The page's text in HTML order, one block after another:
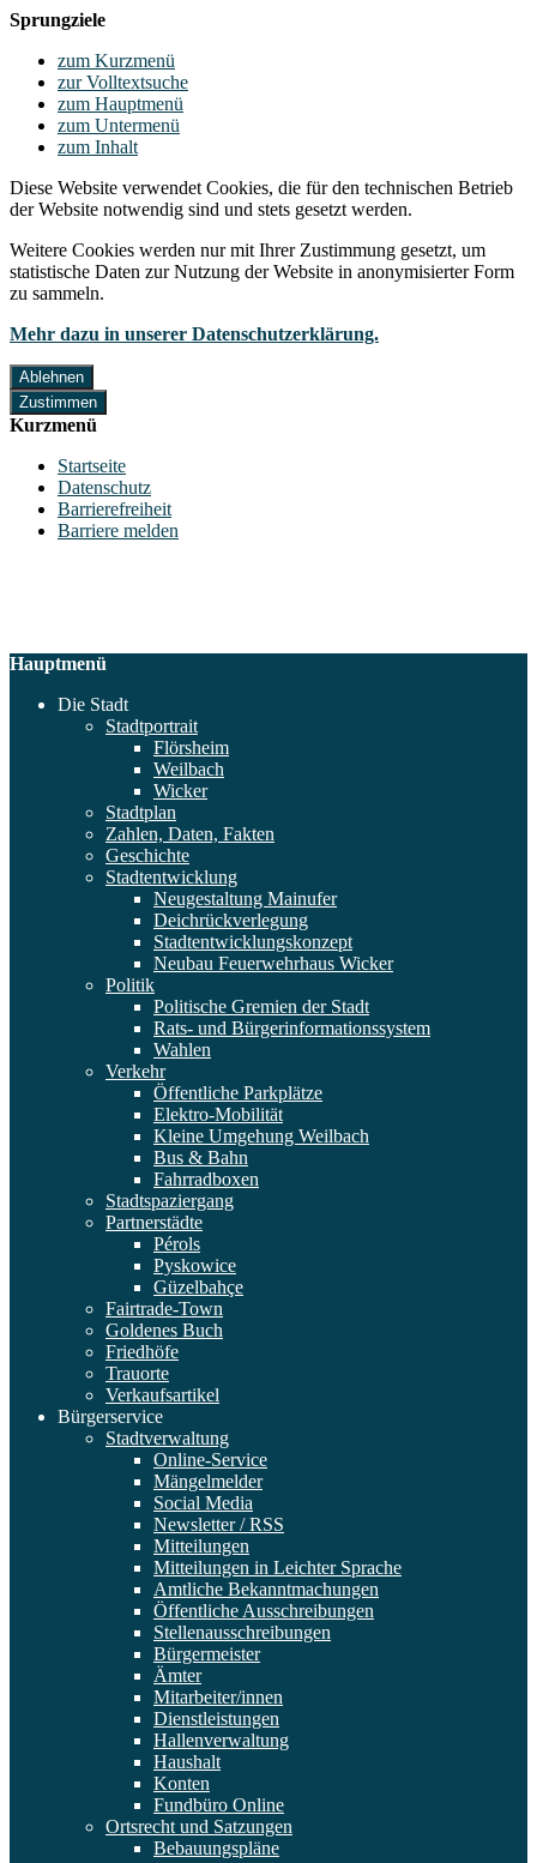
Sprungziele
zum Kurzmenü
zur Volltextsuche
zum Hauptmenü
zum Untermenü
zum Inhalt
Diese Website verwendet Cookies, die für den technischen Betrieb
der Website notwendig sind und stets gesetzt werden.
Weitere Cookies werden nur mit Ihrer Zustimmung gesetzt, um
statistische Daten zur Nutzung der Website in anonymisierter Form
zu sammeln.
Mehr dazu in unserer Datenschutzerklärung.
Ablehnen
Zustimmen
Kurzmenü
Startseite
Datenschutz
Barrierefreiheit
Barriere melden
Hauptmenü
Die Stadt
Stadtportrait
Flörsheim
Weilbach
Wicker
Stadtplan
Zahlen, Daten, Fakten
Geschichte
Stadtentwicklung
Neugestaltung Mainufer
Deichrückverlegung
Stadtentwicklungskonzept
Neubau Feuerwehrhaus Wicker
Politik
Politische Gremien der Stadt
Rats- und Bürgerinformationssystem
Wahlen
Verkehr
Öffentliche Parkplätze
Elektro-Mobilität
Kleine Umgehung Weilbach
Bus & Bahn
Fahrradboxen
Stadtspaziergang
Partnerstädte
Pérols
Pyskowice
Güzelbahçe
Fairtrade-Town
Goldenes Buch
Friedhöfe
Trauorte
Verkaufsartikel
Bürgerservice
Stadtverwaltung
Online-Service
Mängelmelder
Social Media
Newsletter / RSS
Mitteilungen
Mitteilungen in Leichter Sprache
Amtliche Bekanntmachungen
Öffentliche Ausschreibungen
Stellenausschreibungen
Bürgermeister
Ämter
Mitarbeiter/innen
Dienstleistungen
Hallenverwaltung
Haushalt
Konten
Fundbüro Online
Ortsrecht und Satzungen
Bebauungspläne